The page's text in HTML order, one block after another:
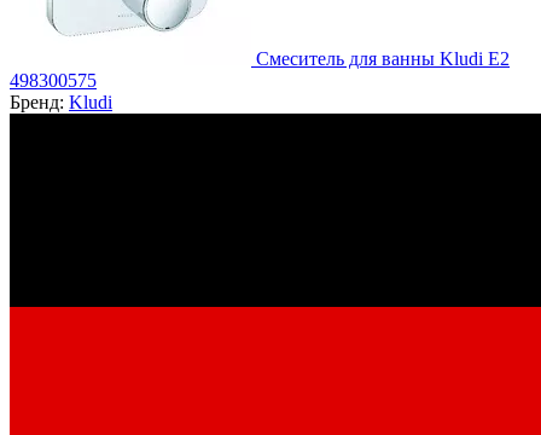
Смеситель для ванны Kludi E2
498300575
Бренд: Kludi